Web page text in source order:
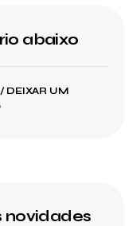
abaixo
DEIXAR UM
novidades